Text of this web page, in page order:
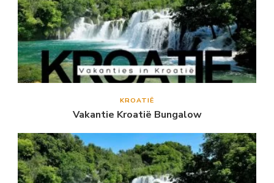
KROATIË
Vakantie Kroatië Bungalow